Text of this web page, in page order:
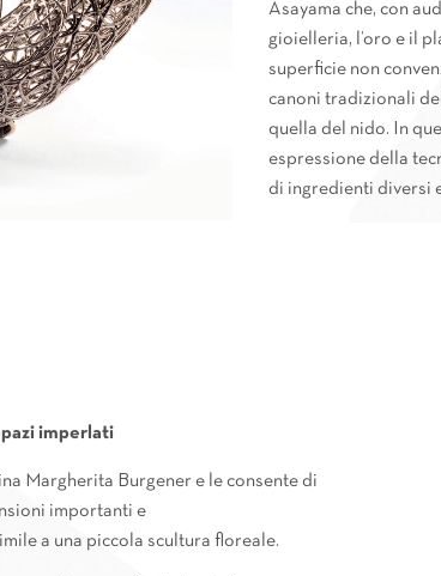
Asayama che, con
gioielleria, l’oro e il
superficie non
canoni tradizionali
quella del nido. In
espressione della
di ingredienti diversi
imperlati
Margherita Burgener e le consente di
importanti e
a una piccola scultura floreale.